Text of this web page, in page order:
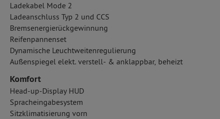
Ladekabel Mode 2
Ladeanschluss Typ 2 und CCS
Bremsenergierückgewinnung
Reifenpannenset
Dynamische Leuchtweitenregulierung
Außenspiegel elekt. verstell- & anklappbar, beheizt
Komfort
Head-up-Display HUD
Spracheingabesystem
Sitzklimatisierung vorn